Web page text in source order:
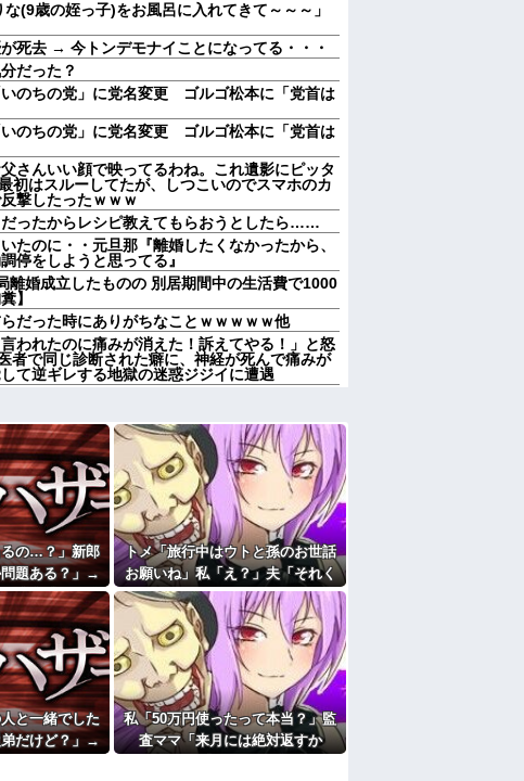
(9歳の姪っ子)をお風呂に入れてきて～～～」
が死去 → 今トンデモナイことになってる・・・
だった？
いのちの党」に党名変更 ゴルゴ松本に「党首は
いのちの党」に党名変更 ゴルゴ松本に「党首は
さんいい顔で映ってるわね。これ遺影にピッタ
初はスルーしてたが、しつこいのでスマホのカ
撃したったｗｗｗ
ったからレシピ教えてもらおうとしたら……
たのに・・元旦那『離婚したくなかったから、
停をしようと思ってる』
婚成立したものの 別居期間中の生活費で1000
】
だった時にありがちなことｗｗｗｗｗ他
われたのに痛みが消えた！訴えてやる！」と怒
者で同じ診断された癖に、神経が死んで痛みが
て逆ギレする地獄の迷惑ジジイに遭遇
の献立はサラダ、しょっぱいメイン、汁物、ご
た。管理人さんに連絡したらその家の親が来て
ことで管理人に話をしてことを大きくするとか
明けられた。私もその頃、旦那とうまくいって
妻(20代)と結婚→初対面で驚愕のタメ口連発
に彼母が「私ちゃんは結婚したら仕事辞める予
た
る「笑える画像・最高な画像」貼っていけｗｗ
るかも知れないのに…
みたよ
の…？」新郎
題ある？」→
違和感が最後
くて…
トメ「旅行中はウトと孫のお世話
お願いね」私「え？」夫「それく
らいやってやれよ」→まさかの丸
投げに困惑して…
と一緒でした
だけど？」→
私「50万円使ったって本当？」監
査ママ「来月には絶対返すか